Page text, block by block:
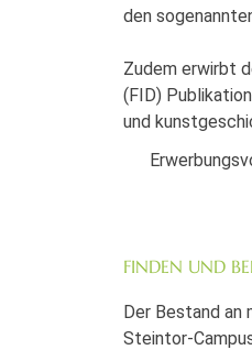
den
Zudem erwirbt
(FID)
und
FINDEN UND
Der Bestand an
Steintor-